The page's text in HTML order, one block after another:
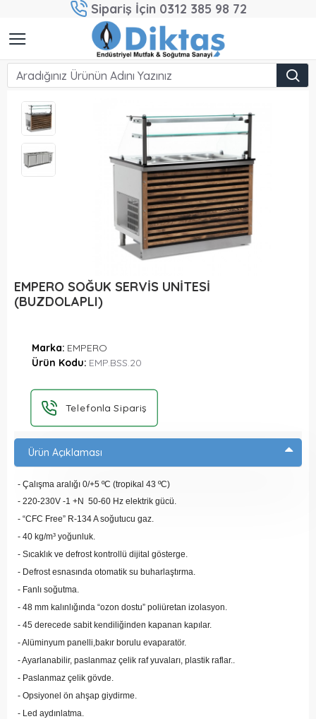
Sipariş İçin 0312 385 98 72
EMPERO SOĞUK SERVİS UNİTESİ
(BUZDOLAPLI)
Marka: EMPERO
Ürün Kodu: EMP.BSS.20
Telefonla Sipariş
Ürün Açıklaması
- Çalışma aralığı 0/+5 ºC (tropikal 43 ºC)
- 220-230V -1 +N 50-60 Hz elektrik gücü.
- “CFC Free” R-134 A soğutucu gaz.
- 40 kg/m³ yoğunluk.
- Sıcaklık ve defrost kontrollü dijital gösterge.
- Defrost esnasında otomatik su buharlaştırma.
- Fanlı soğutma.
- 48 mm kalınlığında “ozon dostu” poliüretan izolasyon.
- 45 derecede sabit kendiliğinden kapanan kapılar.
- Alüminyum panelli,bakır borulu evaparatör.
- Ayarlanabilir, paslanmaz çelik raf yuvaları, plastik raflar..
- Paslanmaz çelik gövde.
- Opsiyonel ön ahşap giydirme.
- Led aydınlatma.